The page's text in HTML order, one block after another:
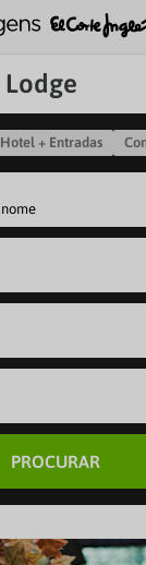
Hotel + Entradas
PROCURAR